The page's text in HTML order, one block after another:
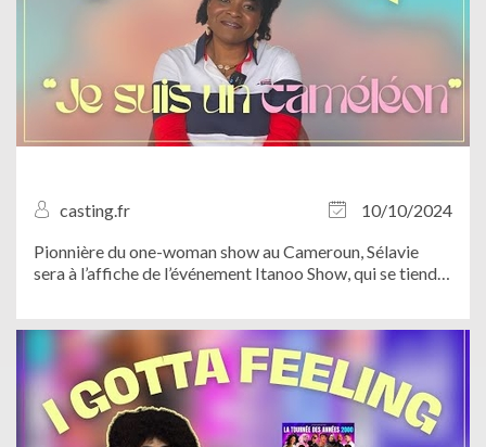
casting.fr
10/10/2024
Pionnière du one-woman show au Cameroun, Sélavie
sera à l’affiche de l’événement Itanoo Show, qui se tiendra
son parcours. De quoi...